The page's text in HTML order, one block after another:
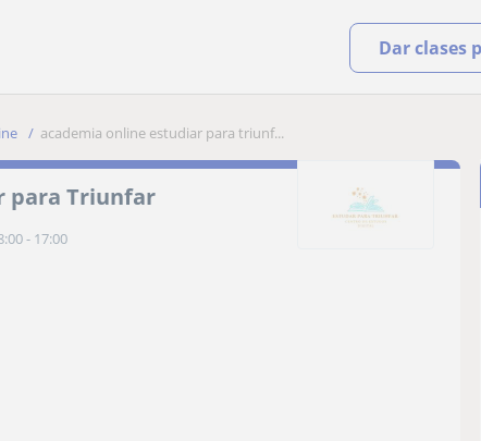
Dar clases
academia online estudiar para triunf...
para Triunfar
- 17:00